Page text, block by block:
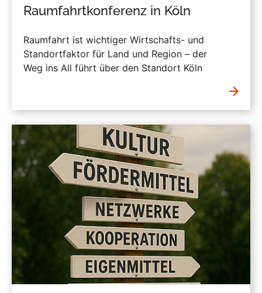
Raumfahrtkonferenz in Köln
Raumfahrt ist wichtiger Wirtschafts- und
Standortfaktor für Land und Region – der
Weg ins All führt über den Standort Köln